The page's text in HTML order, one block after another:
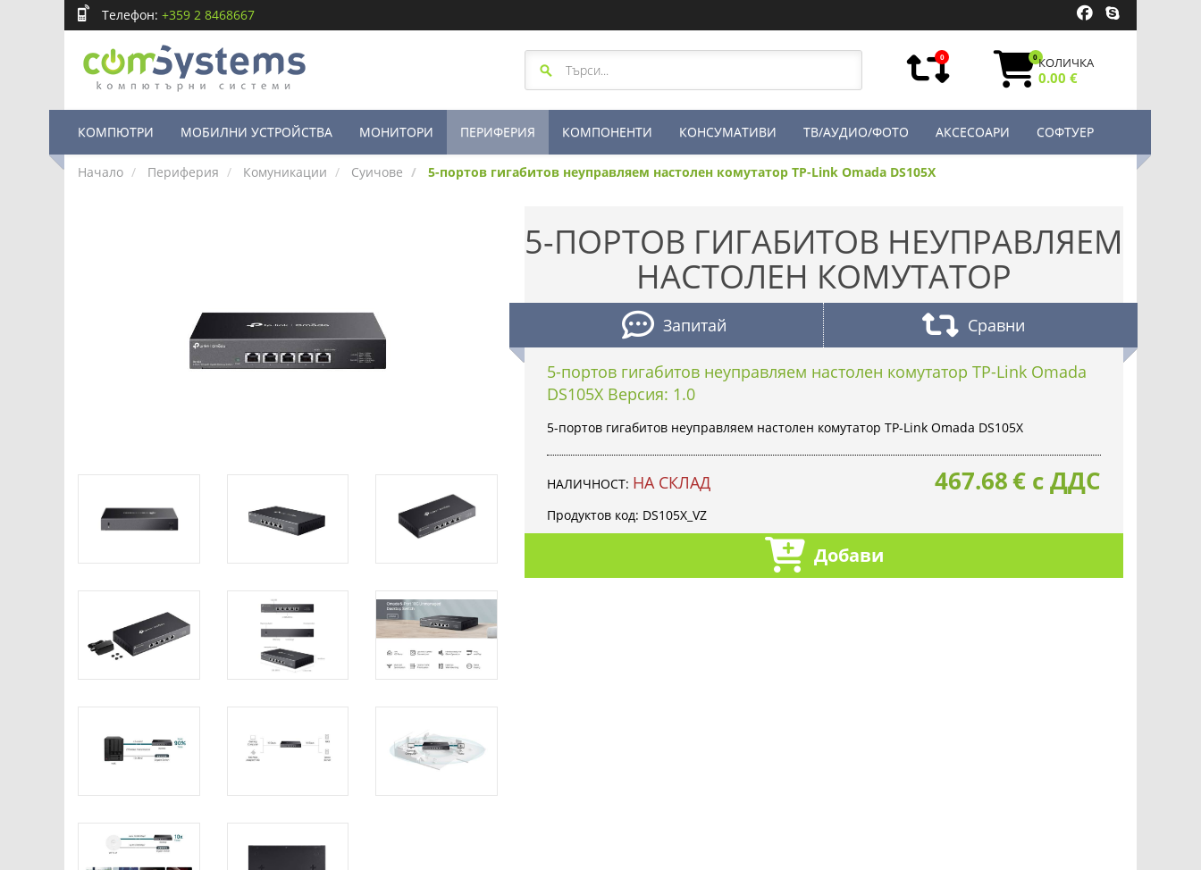
Телефон: +359 2 8468667
0 0КОЛИЧКА
0.00 €
КОМПЮТРИ МОБИЛНИ УСТРОЙСТВА МОНИТОРИ ПЕРИФЕРИЯ КОМПОНЕНТИ КОНСУМАТИВИ ТВ/АУДИО/ФОТО АКСЕСОАРИ СОФТУЕР
Начало Периферия Комуникации Суичове 5-портов гигабитов неуправляем настолен комутатор TP-Link Omada DS105X
5-ПОРТОВ ГИГАБИТОВ НЕУПРАВЛЯЕМ
НАСТОЛЕН КОМУТАТОР
Запитай Сравни
5-портов гигабитов неуправляем настолен комутатор TP-Link Omada
DS105X Версия: 1.0
5-портов гигабитов неуправляем настолен комутатор TP-Link Omada DS105X
НАЛИЧНОСТ: НА СКЛАД 467.68€ с ДДС
Продуктов код: DS105X_VZ
Добави